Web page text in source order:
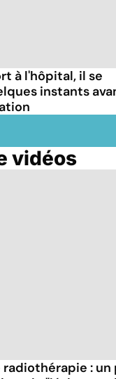
à l'hôpital, il se
instants
vidéos
radiothérapie :